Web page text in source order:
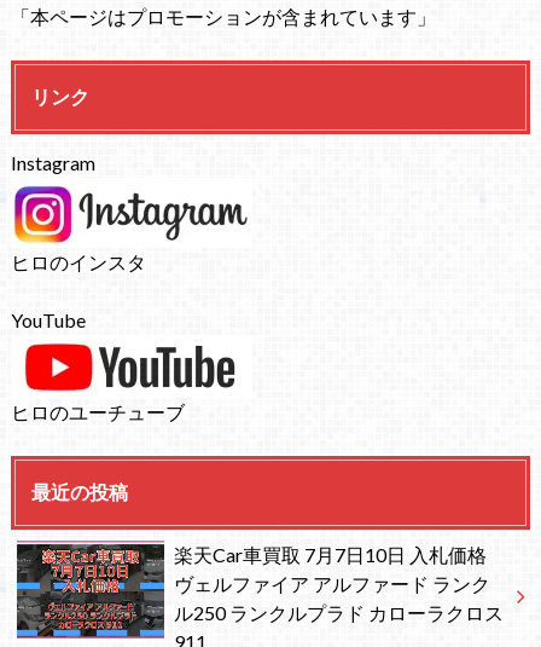
「本ページはプロモーションが含まれています」
リンク
Instagram
ヒロのインスタ
YouTube
ヒロのユーチューブ
最近の投稿
楽天Car車買取 7月7日10日 入札価格
ヴェルファイア アルファード ランク
ル250 ランクルプラド カローラクロス
911